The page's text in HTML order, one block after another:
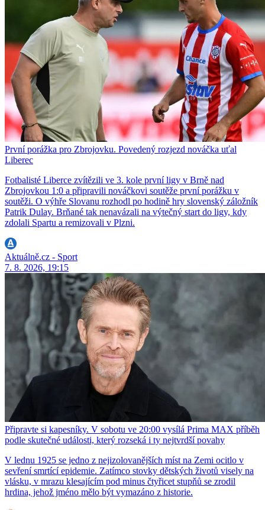
První porážka pro Zbrojovku. Povedený rozjezd nováčka uťal
Liberec
Fotbalisté Liberce zvítězili ve 3. kole první ligy v Brně nad
Zbrojovkou 1:0 a připravili nováčkovi soutěže první porážku v
soutěži. O výhře Slovanu rozhodl po hodině hry slovenský záložník
Patrik Dulay. Brňané tak nenavázali na výtečný start do ligy, kdy
zdolali Spartu a remizovali v Plzni.
Aktuálně.cz - Sport
7. 8. 2026, 19:15
Připravte si kapesníky. V sobotu ve 20:00 vysílá Prima MAX příběh
podle skutečné události, který rozseká i ty nejtvrdší povahy
V lednu 1925 se jedno z nejizolovanějších míst na Zemi ocitlo v
sevření smrtící epidemie. Zatímco stovky dětských životů visely na
vlásku, v mrazu klesajícím pod minus čtyřicet stupňů se zrodil
hrdina, jehož jméno mělo být vymazáno z historie.